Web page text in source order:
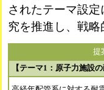
されたテーマ設
究を推進し、戦
提
【テーマ1：原子力施設